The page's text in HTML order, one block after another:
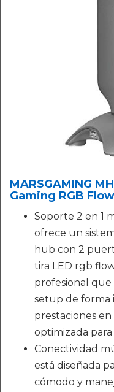
MARSGAMING
Gaming RGB
Soporte 2 en 1
ofrece un
hub con 2
tira LED rgb
profesional
setup de forma
prestaciones
optimizada
Conectividad
está diseñada
cómodo y